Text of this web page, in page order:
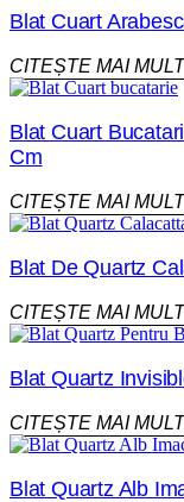
Blat Cuart
CITEȘTE MAI MULT
Blat Cuart
Cm
CITEȘTE MAI MULT
Blat De Quartz
CITEȘTE MAI MULT
Blat Quartz
CITEȘTE MAI MULT
Blat Quartz Alb